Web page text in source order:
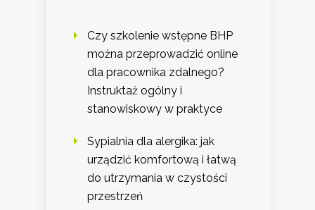
Czy szkolenie wstępne BHP
można przeprowadzić online
dla pracownika zdalnego?
Instruktaż ogólny i
stanowiskowy w praktyce
Sypialnia dla alergika: jak
urządzić komfortową i łatwą
do utrzymania w czystości
przestrzeń